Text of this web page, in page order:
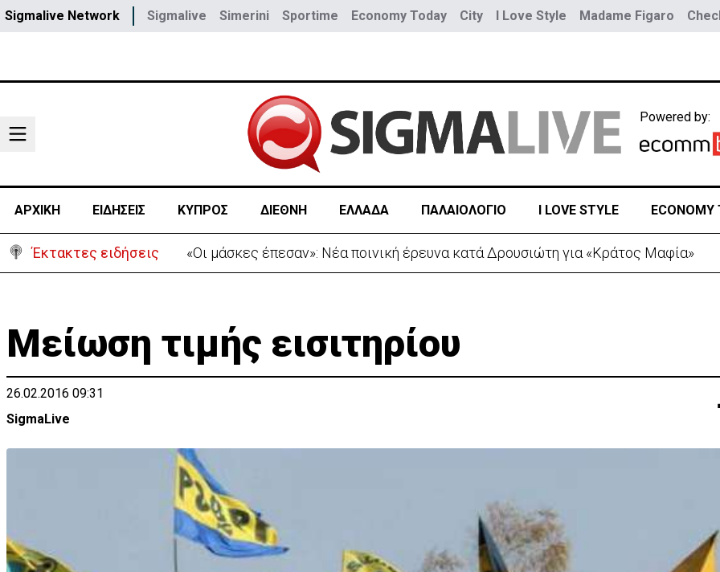
Sigmalive Network Sigmalive Simerini Sportime Economy Today City I Love Style Madame Figaro
Powered by:
ΑΡΧΙΚΗ ΕΙΔΗΣΕΙΣ ΚΥΠΡΟΣ ΔΙΕΘΝΗ ΕΛΛΑΔΑ ΠΑΛΑΙΟΛΟΓΙΟ I LOVE STYLE ECONOMY
Έκτακτες ειδήσεις «Πόλεμος» Σάντσεθ-Μελόνι λόγω της Θέουτα: Ελέγχους και από Ισπανία στα
Μείωση τιμής εισιτηρίου
26.02.2016 09:31
SigmaLive